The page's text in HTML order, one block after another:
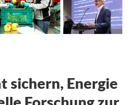
sichern, Energie